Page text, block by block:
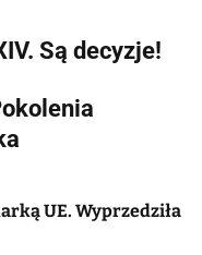
Są decyzje!
UE. Wyprzedziła